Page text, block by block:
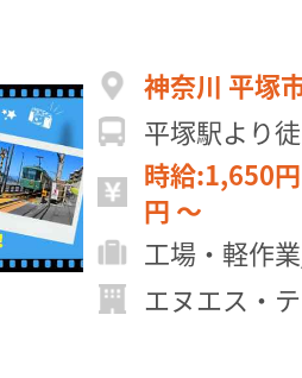
神奈川 平塚
平塚駅より
時給:1,650円 ～ 月給
円 ～
工場・軽作
エヌエス・